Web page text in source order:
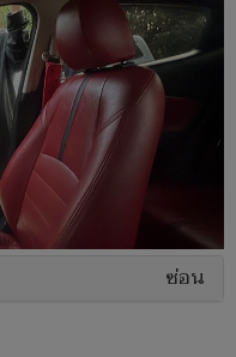
ซ่อน